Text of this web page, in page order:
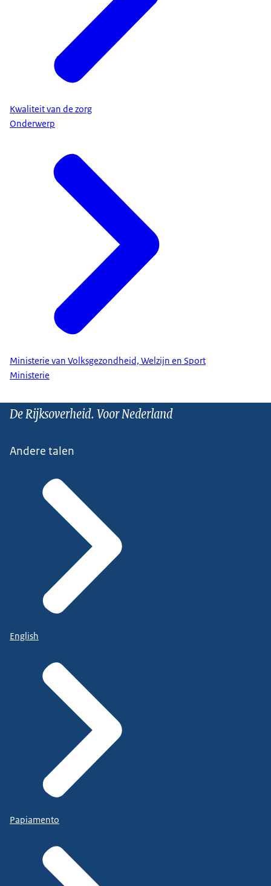
Kwaliteit van de zorg
Onderwerp
Ministerie van Volksgezondheid, Welzijn en Sport
Ministerie
De Rijksoverheid. Voor Nederland
Andere talen
English
Papiamento